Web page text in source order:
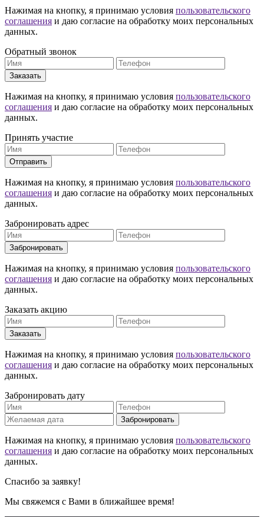
Нажимая на кнопку, я принимаю условия пользовательского
соглашения и даю согласие на обработку моих персональных
данных.
Обратный звонок
Заказать
Нажимая на кнопку, я принимаю условия пользовательского
соглашения и даю согласие на обработку моих персональных
данных.
Принять участие
Отправить
Нажимая на кнопку, я принимаю условия пользовательского
соглашения и даю согласие на обработку моих персональных
данных.
Забронировать адрес
Забронировать
Нажимая на кнопку, я принимаю условия пользовательского
соглашения и даю согласие на обработку моих персональных
данных.
Заказать акцию
Заказать
Нажимая на кнопку, я принимаю условия пользовательского
соглашения и даю согласие на обработку моих персональных
данных.
Забронировать дату
Забронировать
Нажимая на кнопку, я принимаю условия пользовательского
соглашения и даю согласие на обработку моих персональных
данных.
Спасибо за заявку!
Мы свяжемся с Вами в ближайшее время!